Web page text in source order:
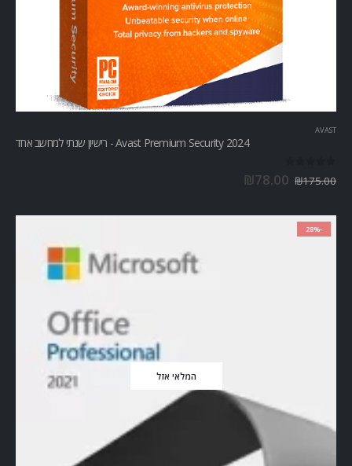
AVAST
Avast Premium Security 2024 - רישיון שנתי למחשב אחד
₪175.00
₪78.00
-28%
המלאי אזל